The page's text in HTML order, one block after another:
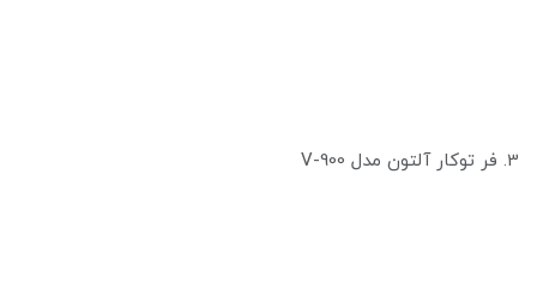
3. فر توکار آلتون مدل V-900